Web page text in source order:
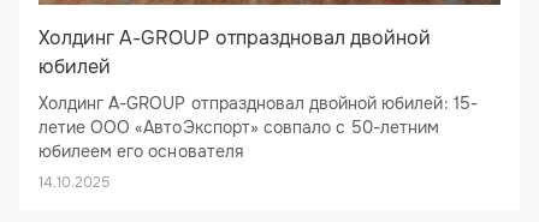
Холдинг A-GROUP отпраздновал двойной
юбилей
Холдинг A-GROUP отпраздновал двойной юбилей: 15-
летие ООО «АвтоЭкспорт» совпало с 50-летним
юбилеем его основателя
26 сентября 2025 года ресторан «Брецель Бройхауз»
14.10.2025